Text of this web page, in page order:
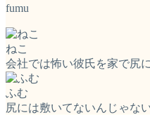
fumu
ねこ
会社では怖い彼氏を家で尻
ふむ
尻には敷いてないんじゃな